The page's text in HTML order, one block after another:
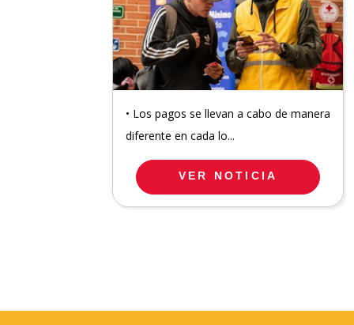
• Los pagos se llevan a cabo de manera
diferente en cada lo...
VER NOTICIA